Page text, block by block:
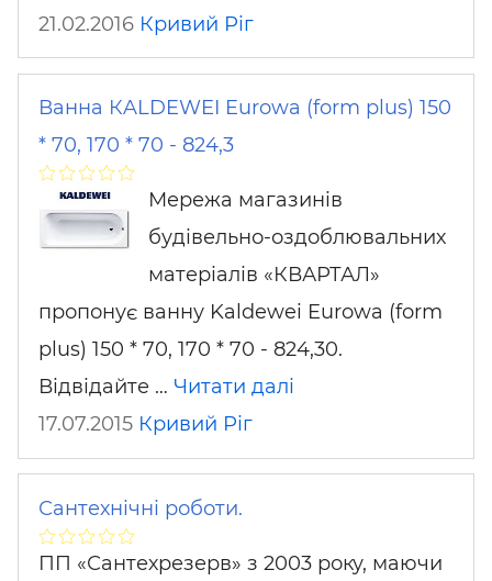
21.02.2016 Кривий Ріг
Ванна КALDEWEI Eurowa (form plus) 150
* 70, 170 * 70 - 824,3
Мережа магазинів
будівельно-оздоблювальних
матеріалів «КВАРТАЛ»
пропонує ванну Kaldewei Eurowa (form
plus) 150 * 70, 170 * 70 - 824,30.
Відвідайте … Читати далі
17.07.2015 Кривий Ріг
Сантехнічні роботи.
ПП «Сантехрезерв» з 2003 року, маючи